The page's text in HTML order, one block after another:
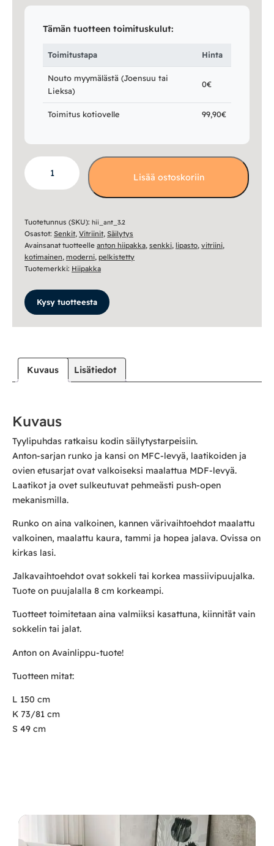
Tämän tuotteen toimituskulut:
Toimitustapa Hinta
Nouto myymälästä (Joensuu tai
Lieksa)
0€
Toimitus kotiovelle 99,90€
Anton
senkki
A3.2
Lisää ostoskoriin
Tuotetunnus (SKU): hii_ant_3.2
Osastot: Senkit, Vitriinit, Säilytys
Avainsanat tuotteelle anton hiipakka, senkki, lipasto, vitriini,
kotimainen, moderni, pelkistetty
Tuotemerkki: Hiipakka
Kysy tuotteesta
Kuvaus Lisätiedot
Kuvaus
Tyylipuhdas ratkaisu kodin säilytystarpeisiin.
Anton-sarjan runko ja kansi on MFC-levyä, laatikoiden ja
ovien etusarjat ovat valkoiseksi maalattua MDF-levyä.
Laatikot ja ovet sulkeutuvat pehmeästi push-open
mekanismilla.
Runko on aina valkoinen, kannen värivaihtoehdot maalattu
valkoinen, maalattu kaura, tammi ja hopea jalava. Ovissa on
kirkas lasi.
Jalkavaihtoehdot ovat sokkeli tai korkea massiivipuujalka.
Tuote on puujalalla 8 cm korkeampi.
Tuotteet toimitetaan aina valmiiksi kasattuna, kiinnität vain
sokkelin tai jalat.
Anton on Avainlippu-tuote!
Tuotteen mitat:
L 150 cm
K 73/81 cm
S 49 cm